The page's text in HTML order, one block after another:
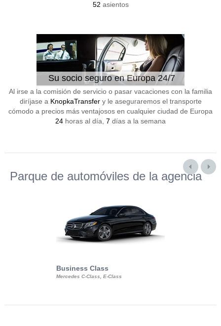
52 asientos
Su socio seguro en Europa 24/7
Al irse a la comisión de servicio o pasar vacaciones con la familia
diríjase a KnopkaTransfery le aseguraremos el transporte
cómodo a precios más ventajosos en cualquier ciudad de Europa
24 horas al día, 7 días a la semana
Parque de automóviles de la agencia
Business Class
Mercedes C-Class, E-Class